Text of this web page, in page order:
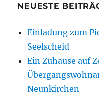
NEUESTE
Einladung zum
Seelscheid
Ein Zuhause auf
Neunkirchen